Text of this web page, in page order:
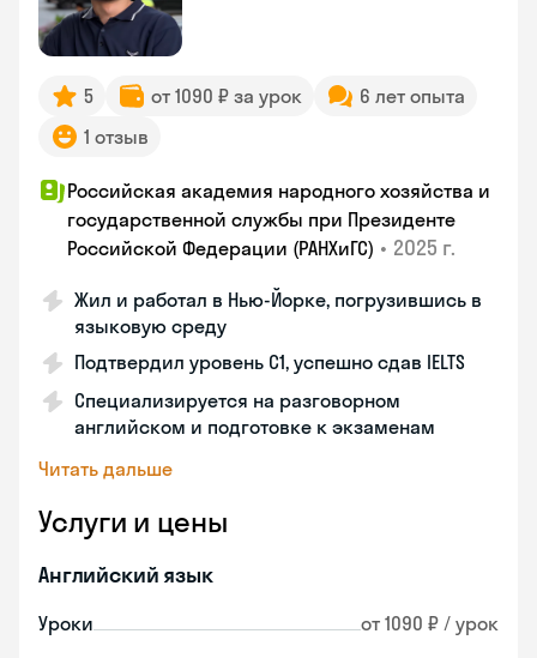
5 от 1090 ₽ за урок
6 лет опыта
1 отзыв
Российская академия народного хозяйства и
государственной службы при Президенте
Российской Федерации (РАНХиГС) • 2025 г.
Жил и работал в Нью-Йорке, погрузившись в
языковую среду
Подтвердил уровень C1, успешно сдав IELTS
Специализируется на разговорном
английском и подготовке к экзаменам
Читать дальше
Услуги и цены
Английский язык
Уроки от 1090 ₽ / урок